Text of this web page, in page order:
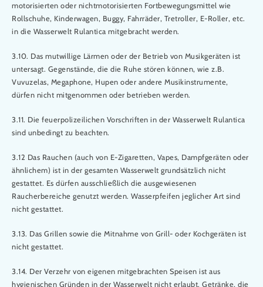
motorisierten oder nichtmotorisierten Fortbewegungsmittel wie
Rollschuhe, Kinderwagen, Buggy, Fahrräder, Tretroller, E-Roller, etc.
in die Wasserwelt Rulantica mitgebracht werden.
3.10. Das mutwillige Lärmen oder der Betrieb von Musikgeräten ist
untersagt. Gegenstände, die die Ruhe stören können, wie z.B.
Vuvuzelas, Megaphone, Hupen oder andere Musikinstrumente,
dürfen nicht mitgenommen oder betrieben werden.
3.11. Die feuerpolizeilichen Vorschriften in der Wasserwelt Rulantica
sind unbedingt zu beachten.
3.12 Das Rauchen (auch von E-Zigaretten, Vapes, Dampfgeräten oder
ähnlichem) ist in der gesamten Wasserwelt grundsätzlich nicht
gestattet. Es dürfen ausschließlich die ausgewiesenen
Raucherbereiche genutzt werden. Wasserpfeifen jeglicher Art sind
nicht gestattet.
3.13. Das Grillen sowie die Mitnahme von Grill- oder Kochgeräten ist
nicht gestattet.
3.14. Der Verzehr von eigenen mitgebrachten Speisen ist aus
hygienischen Gründen in der Wasserwelt nicht erlaubt. Getränke, die